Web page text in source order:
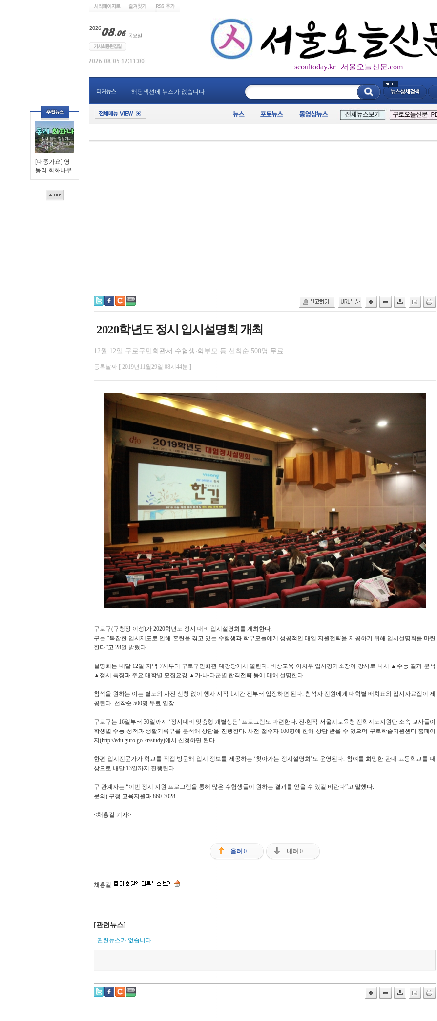
[대중가요] 영
동리 회화나무
seoultoday.kr | 서울오늘신문.com
티커뉴스 해당섹션에 뉴스가 없습니다
2020학년도 정시 입시설명회 개최
12월 12일 구로구민회관서 수험생‧학부모 등 선착순 500명 무료
등록날짜 [ 2019년11월29일 08시44분 ]
구로구(구청장 이성)가 2020학년도 정시 대비 입시설명회를 개최한다.
구는 “복잡한 입시제도로 인해 혼란을 겪고 있는 수험생과 학부모들에게 성공적인 대입 지원전략을 제공하기 위해 입시설명회를 마련
한다”고 28일 밝혔다.
설명회는 내달 12일 저녁 7시부터 구로구민회관 대강당에서 열린다. 비상교육 이치우 입시평가소장이 강사로 나서 ▲수능 결과 분석
▲정시 특징과 주요 대학별 모집요강 ▲가‧나‧다군별 합격전략 등에 대해 설명한다.
참석을 원하는 이는 별도의 사전 신청 없이 행사 시작 1시간 전부터 입장하면 된다. 참석자 전원에게 대학별 배치표와 입시자료집이 제
공된다. 선착순 500명 무료 입장.
구로구는 16일부터 30일까지 ‘정시대비 맞춤형 개별상담’ 프로그램도 마련한다. 전‧현직 서울시교육청 진학지도지원단 소속 교사들이
학생별 수능 성적과 생활기록부를 분석해 상담을 진행한다. 사전 접수자 100명에 한해 상담 받을 수 있으며 구로학습지원센터 홈페이
지(http://edu.guro.go.kr/study)에서 신청하면 된다.
한편 입시전문가가 학교를 직접 방문해 입시 정보를 제공하는 ‘찾아가는 정시설명회’도 운영된다. 참여를 희망한 관내 고등학교를 대
상으로 내달 13일까지 진행된다.
구 관계자는 “이번 정시 지원 프로그램을 통해 많은 수험생들이 원하는 결과를 얻을 수 있길 바란다”고 말했다.
문의) 구청 교육지원과 860-3028.
<채홍길 기자>
올려 0 내려 0
채홍길
[관련뉴스]
- 관련뉴스가 없습니다.